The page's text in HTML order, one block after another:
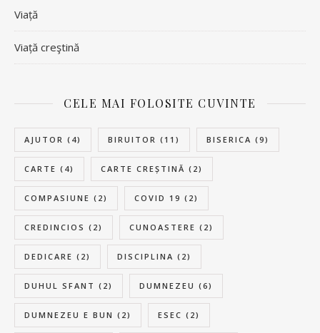
Viață
Viață creştină
CELE MAI FOLOSITE CUVINTE
AJUTOR (4) BIRUITOR (11) BISERICA (9)
CARTE (4) CARTE CREȘTINĂ (2)
COMPASIUNE (2) COVID 19 (2)
CREDINCIOS (2) CUNOASTERE (2)
DEDICARE (2) DISCIPLINA (2)
DUHUL SFANT (2) DUMNEZEU (6)
DUMNEZEU E BUN (2) ESEC (2)